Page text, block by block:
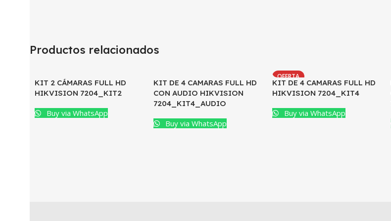
Productos relacionados
KIT 2 CÁMARAS FULL HD
HIKVISION 7204_KIT2
Buy via WhatsApp
KIT DE 4 CAMARAS FULL HD
CON AUDIO HIKVISION
7204_KIT4_AUDIO
Buy via WhatsApp
OFERTA
KIT DE 4 CAMARAS FULL HD
HIKVISION 7204_KIT4
Buy via WhatsApp